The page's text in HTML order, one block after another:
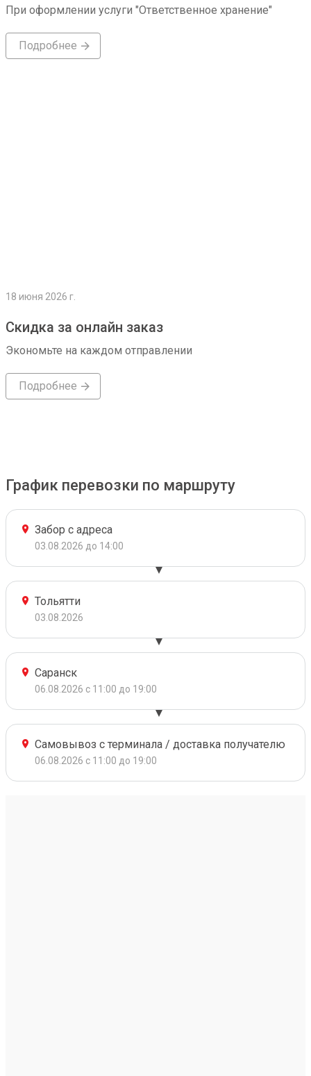
При оформлении услуги "Ответственное хранение"
Подробнее
18 июня 2026 г.
Скидка за онлайн заказ
Экономьте на каждом отправлении
Подробнее
График перевозки по маршруту
Забор с адреса
03.08.2026 до 14:00
Тольятти
03.08.2026
Саранск
06.08.2026 с 11:00 до 19:00
Самовывоз с терминала / доставка получателю
06.08.2026 с 11:00 до 19:00